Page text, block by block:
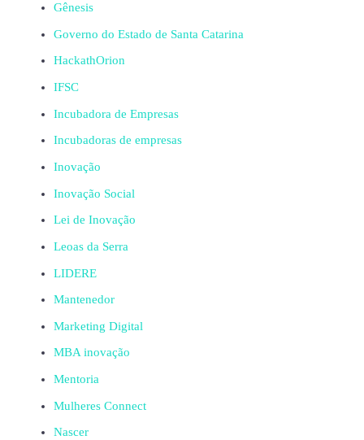
Gênesis
Governo do Estado de Santa Catarina
HackathOrion
IFSC
Incubadora de Empresas
Incubadoras de empresas
Inovação
Inovação Social
Lei de Inovação
Leoas da Serra
LIDERE
Mantenedor
Marketing Digital
MBA inovação
Mentoria
Mulheres Connect
Nascer